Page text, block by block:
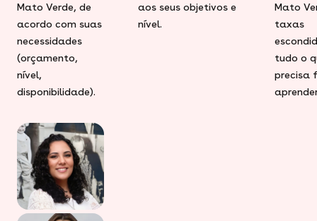
Mato Verde, de
acordo com suas
necessidades
(orçamento,
nível,
disponibilidade).
aos seus objetivos e
nível.
Mato
taxas
tudo o
precisa